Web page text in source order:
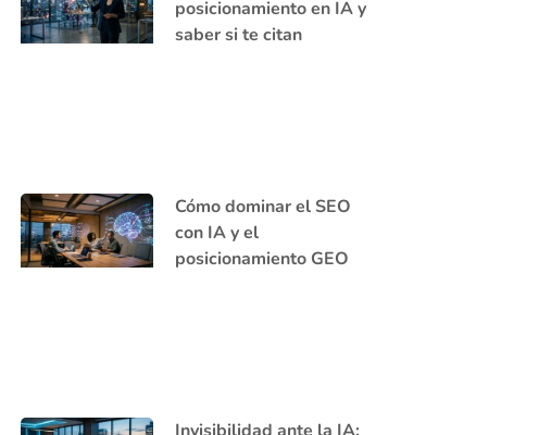
posicionamiento en IA y
saber si te citan
Cómo dominar el SEO
con IA y el
posicionamiento GEO